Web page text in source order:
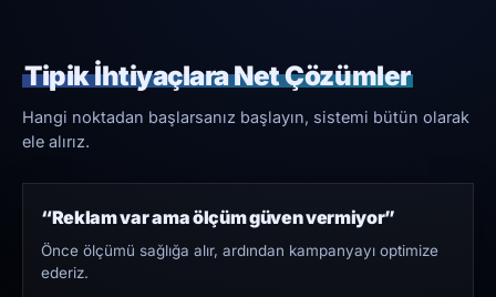
Tipik İhtiyaçlara Net Çözümler
Hangi noktadan başlarsanız başlayın, sistemi bütün olarak
ele alırız.
“Reklam var ama ölçüm güven vermiyor”
Önce ölçümü sağlığa alır, ardından kampanyayı optimize
ederiz.